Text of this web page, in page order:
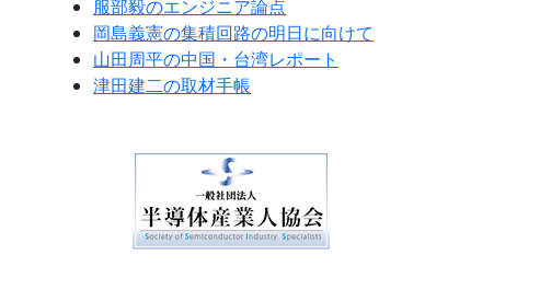
服部毅のエンジニア論点
岡島義憲の集積回路の明日に向けて
山田周平の中国・台湾レポート
津田建二の取材手帳